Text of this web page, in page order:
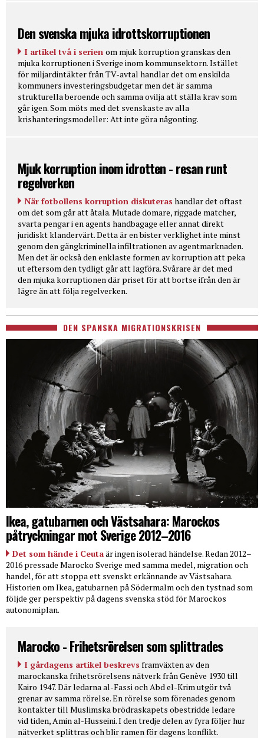
Den svenska mjuka idrottskorruptionen
I artikel två i serien om mjuk korruption granskas den
mjuka korruptionen i Sverige inom kommunsektorn. Istället
för miljardintäkter från TV-avtal handlar det om enskilda
kommuners investeringsbudgetar men det är samma
strukturella beroende och samma ovilja att ställa krav som
går igen. Som möts med det svenskaste av alla
krishanteringsmodeller: Att inte göra någonting.
Mjuk korruption inom idrotten - resan runt
regelverken
När fotbollens korruption diskuteras handlar det oftast
om det som går att åtala. Mutade domare, riggade matcher,
svarta pengar i en agents handbagage eller annat direkt
juridiskt klandervärt. Detta är en bister verklighet inte minst
genom den gängkriminella infiltrationen av agentmarknaden.
Men det är också den enklaste formen av korruption att peka
ut eftersom den tydligt går att lagföra. Svårare är det med
den mjuka korruptionen där priset för att bortse ifrån den är
lägre än att följa regelverken.
DEN SPANSKA MIGRATIONSKRISEN
Ikea, gatubarnen och Västsahara: Marockos
påtryckningar mot Sverige 2012–2016
Det som hände i Ceutaär ingen isolerad händelse. Redan 2012–
2016 pressade Marocko Sverige med samma medel, migration och
handel, för att stoppa ett svenskt erkännande av Västsahara.
Historien om Ikea, gatubarnen på Södermalm och den tystnad som
följde ger perspektiv på dagens svenska stöd för Marockos
autonomiplan.
Marocko - Frihetsrörelsen som splittrades
I gårdagens artikel beskrevs framväxten av den
marockanska frihetsrörelsens nätverk från Genève 1930 till
Kairo 1947. Där ledarna al-Fassi och Abd el-Krim utgör två
grenar av samma rörelse. En rörelse som förenades genom
kontakter till Muslimska brödraskapets obestridde ledare
vid tiden, Amin al-Husseini. I den tredje delen av fyra följer hur
nätverket splittras och blir ramen för dagens konflikt.